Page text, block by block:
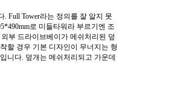
. Full Tower라는 정의를 잘 알지 못
로 미들타워라 부르기엔 조
부 드라이브베이가 메쉬처리된 덮
할 경우 기본 디자인이 무너지는 형
니다. 덮개는 메쉬처리되고 가운데